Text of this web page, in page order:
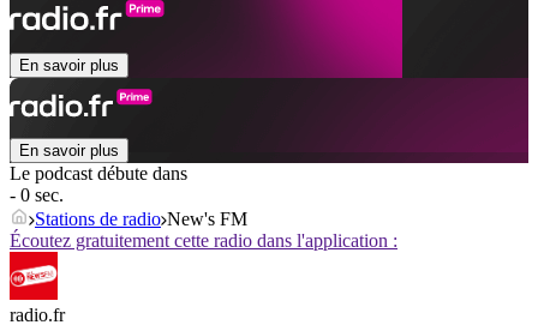
En savoir plus
En savoir plus
Le podcast débute dans
- 0 sec.
Stations de radio New's FM
Écoutez gratuitement cette radio dans l'application :
radio.fr